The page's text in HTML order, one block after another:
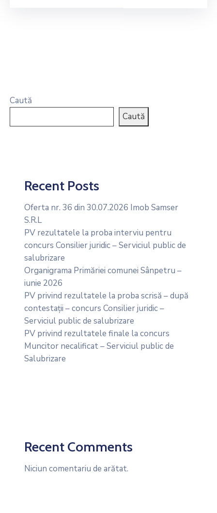
Caută
Caută
Recent Posts
Oferta nr. 36 din 30.07.2026 Imob Samser
S.R.L
PV rezultatele la proba interviu pentru
concurs Consilier juridic – Serviciul public de
salubrizare
Organigrama Primăriei comunei Sânpetru –
iunie 2026
PV privind rezultatele la proba scrisă – după
contestații – concurs Consilier juridic –
Serviciul public de salubrizare
PV privind rezultatele finale la concurs
Muncitor necalificat – Serviciul public de
Salubrizare
Recent Comments
Niciun comentariu de arătat.